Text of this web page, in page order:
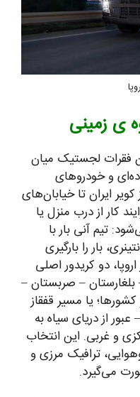
ی زمینی
فقرات لجستیک میان
و خودروهای
ایران تا خیابان‌های
کار از درب منزل یا
تیم آنی بار با
بار را بارگیری
دو کریدور اصلی
بلغارستان – صربستان –
یا مسیر قفقاز
از دریای سیاه به
و غربی. این انتخاب
ترافیک مرزی و
می‌گیرد.